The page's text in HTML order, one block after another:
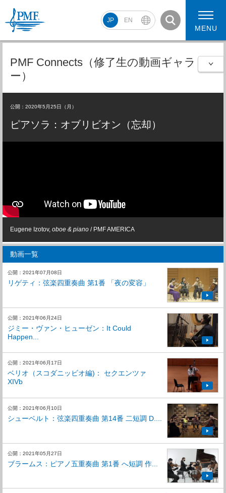
JP EN
PMF2026 スケジュール コンサート動画
MENU
PMF Connects（修了生の動画ギャラリ
ー）
公開：2020年5月25日（月）
ピアソラ：オブリビオン（忘却）
Eugene Izotov, oboe & piano / PMF AMERICA
動画一覧
公開：2021年07月08日
リゲティ：弦楽四重奏曲 第1番 「夜の変容」
公開：2021年06月24日
ジミー・ヴァン・ヒューゼン：It Could
Happen...
公開：2021年06月17日
ベリオ（スコダニッビオ編)： セクエンツァ
XIVb
公開：2021年06月10日
シューベルト：弦楽四重奏曲 第14番 二短調 D....
公開：2021年05月27日
ブラームス：ピアノ五重奏曲 第1番 へ短調 作...